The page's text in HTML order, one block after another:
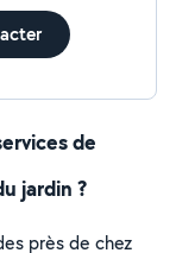
de
jardin ?
près de chez